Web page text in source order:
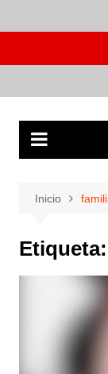
al
Inicio
Etiqueta: